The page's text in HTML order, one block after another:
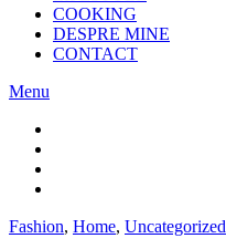
COOKING
DESPRE MINE
CONTACT
Menu
Fashion, Home, Uncategorized